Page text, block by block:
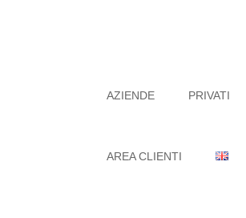
AZIENDE PRIVATI
AREA CLIENTI